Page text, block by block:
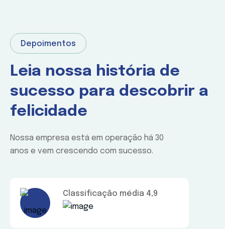
Depoimentos
Leia nossa história de
sucesso para descobrir a
felicidade
Nossa empresa está em operação há 30
anos e vem crescendo com sucesso.
Classificação média 4,9